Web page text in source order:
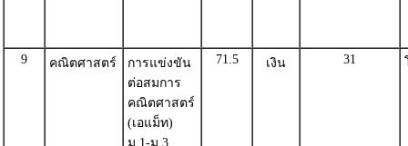
9 คณิตศาสตร์
การแข่งขัน
ต่อสมการ
คณิตศาสตร์
(เอแม็ท)
ม.1-ม.3
71.5 เงิน 31